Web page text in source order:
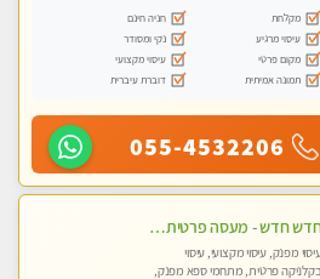
מקלחת
חניה חינם
עיסוי מרגיע
נקי ומסודר
מקום פרטי
עיסוי מקצועי
תמונה אמיתית
דוברת עיברית
055-4532206
חדש חדש - מעסה פרטית עיסוי מפנק לחידוש אנרגיות עיסוי חלומי מומלץ מאוד !בהוד השרון
עיסוי מפנק, עיסוי מקצועי, עיסוי
בקלניקה פרטית, מתחמי ספא מפנק,